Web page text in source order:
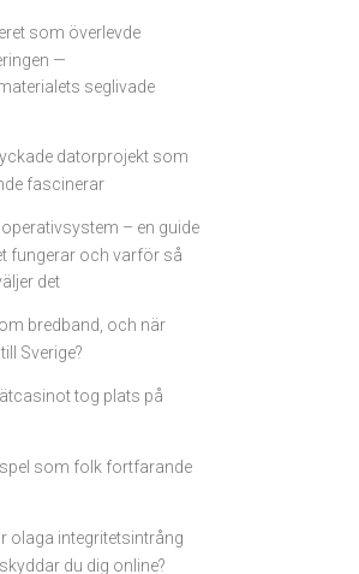
som överlevde
—
seglivade
datorprojekt som
fascinerar
operativsystem – en guide
fungerar och varför så
det
bredband, och när
Sverige?
tog plats på
som folk fortfarande
olaga integritetsintrång
du dig online?